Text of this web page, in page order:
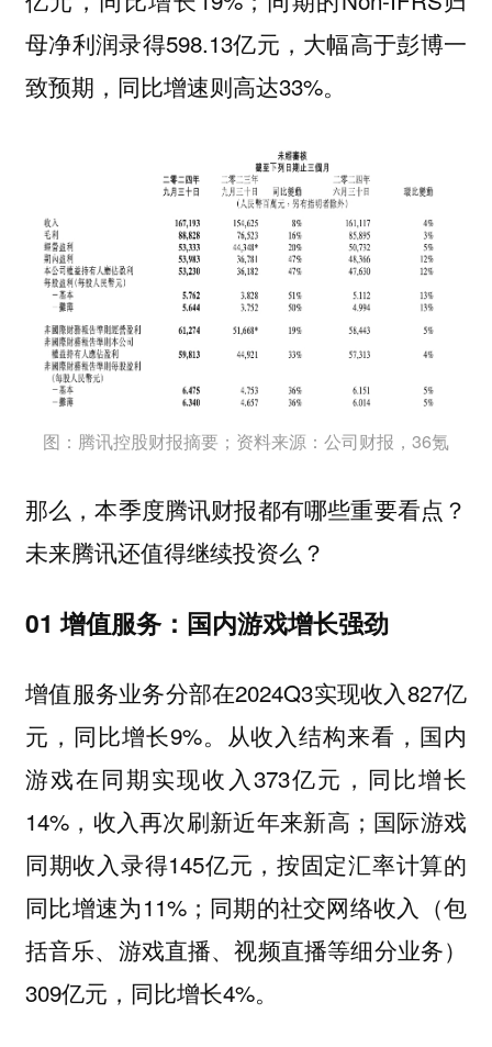
母净利润录得598.13亿元，大幅高于彭博一
致预期，同比增速则高达33%。
图：腾讯控股财报摘要；资料来源：公司财报，36氪
那么，本季度腾讯财报都有哪些重要看点？
未来腾讯还值得继续投资么？
01 增值服务：国内游戏增长强劲
增值服务业务分部在2024Q3实现收入827亿
元，同比增长9%。从收入结构来看，国内
游戏在同期实现收入373亿元，同比增长
14%，收入再次刷新近年来新高；国际游戏
同期收入录得145亿元，按固定汇率计算的
同比增速为11%；同期的社交网络收入（包
括音乐、游戏直播、视频直播等细分业务）
309亿元，同比增长4%。